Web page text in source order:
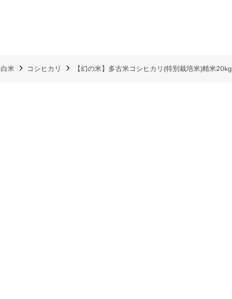
白米 コシヒカリ 【幻の米】多古米コシヒカリ(特別栽培米)精米20kg